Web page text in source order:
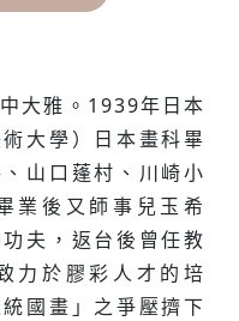
大雅。1939年日本
大學）日本畫科畢
山口蓬村、川崎小
業後又師事兒玉希
夫，返台後曾任教
力於膠彩人才的培
國畫」之爭壓擠下